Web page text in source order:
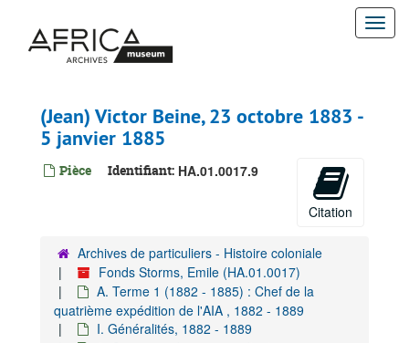
contenu
(Jean) Victor Beine, 23 octobre 1883 -
5 janvier 1885
Pièce Identifiant: HA.01.0017.9
Citation
Archives de particuliers - Histoire coloniale
Fonds Storms, Emile (HA.01.0017)
A. Terme 1 (1882 - 1885) : Chef de la
quatrième expédition de l'AIA , 1882 - 1889
I. Généralités, 1882 - 1889